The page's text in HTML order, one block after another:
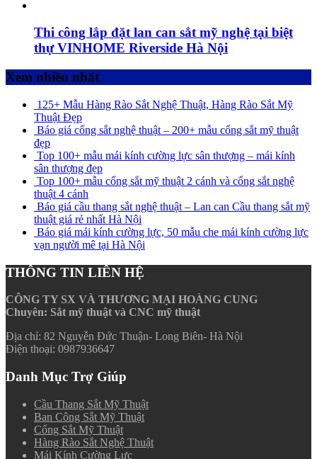
Thi công lắp đặt lan can sắt mỹ nghệ tại biệt
thự VINHOME Riverside Hà Nội
Xem nhiều nhất
125+ Mẫu Hàng Rào Sắt Nghệ Thuật, Hàng Rào Sắt Mỹ
Thuật Đẹp
Báo giá cổng sắt nghệ thuật – 200+ mẫu cổng sắt mỹ thuật
đẹp
Top 100+ mẫu mái kính cường lực sân thượng – mái kính
sân thượng đẹp
Top 100+ mẫu cổng sắt mỹ thuật 2 cánh và cổng sắt nghệ
thuật 4 cánh
Báo giá cầu thang sắt nghệ thuật – Lan can Cầu thang sắt mỹ
thuật giá rẻ nhất Hà Nội
Báo giá mái kính cường lực, 50 mẫu che mái kính cường lực
vạn người mê tại Hà Nội
THÔNG TIN LIÊN HỆ
CÔNG TY SX VÀ THƯƠNG MẠI HOÀNG CUNG
Chuyên: Sắt mỹ thuật và CNC mỹ thuật
Địa chỉ: 82 Nguyễn Đức Thuận- Long Biên- Hà Nội
Điện thoại: 0987936647
Danh Mục Trợ Giúp
Cầu Thang Sắt Mỹ Thuật
Ban Công Sắt Mỹ Thuật
Cổng Sắt Mỹ Thuật
Hàng Rào Sắt Nghệ Thuật
Mái Kính Cường Lực